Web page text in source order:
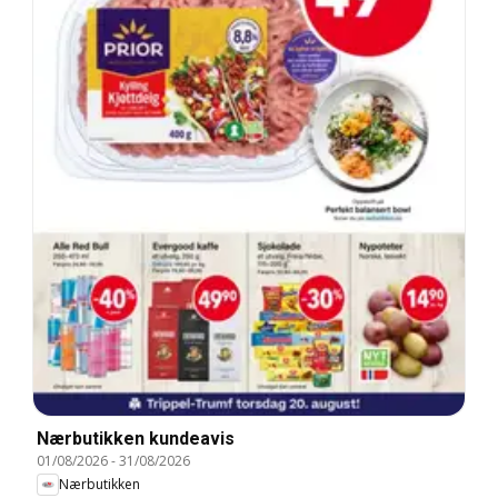
Nærbutikken kundeavis
01/08/2026-31/08/2026
Nærbutikken